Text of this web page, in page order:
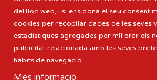
del lloc web, i si ens dona el seu
cookies per recopilar dades de les seves
estadístiques agregades per millorar els
publicitat relacionada amb les seves
hàbits de navegació.
Més informació